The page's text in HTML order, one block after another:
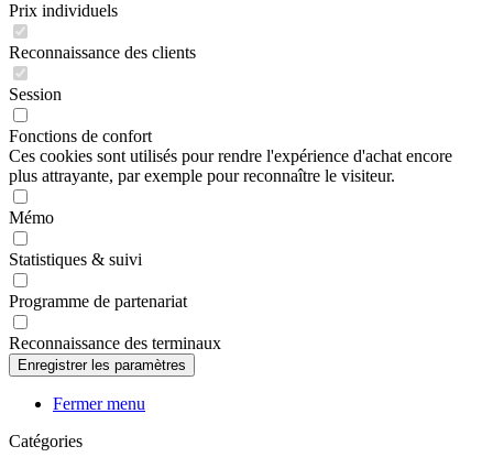
Prix individuels
Reconnaissance des clients
Session
Fonctions de confort
Ces cookies sont utilisés pour rendre l'expérience d'achat encore
plus attrayante, par exemple pour reconnaître le visiteur.
Mémo
Statistiques & suivi
Programme de partenariat
Reconnaissance des terminaux
Fermer menu
Catégories